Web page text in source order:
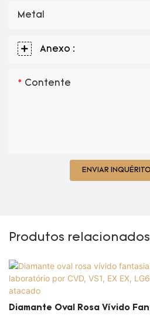
Metal
Anexo :
Contente
ENVIAR
Produtos relacionados
Diamante Oval Rosa Vívido